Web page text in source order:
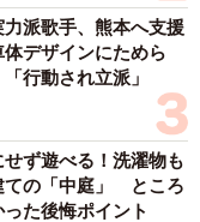
中傷するのではな
良い方に向かえる
漫画を描かれたの
力派歌手、熊本へ支援
デザインにためら
行動され立派」
せず遊べる！洗濯物も
ての「中庭」 ところ
た後悔ポイント